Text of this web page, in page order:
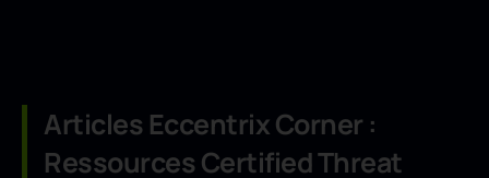
Articles Eccentrix Corner :
Ressources Certified Threat